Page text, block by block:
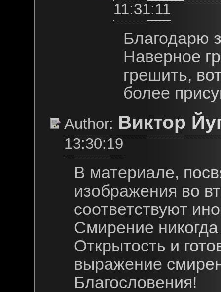
11:31:11
Благодарю
Наверное
грешить,
более
Author: Виктор
13:30:19
В материале,
изображения во
соответствуют
Смирение
Открытость и
выражение
Благословения!